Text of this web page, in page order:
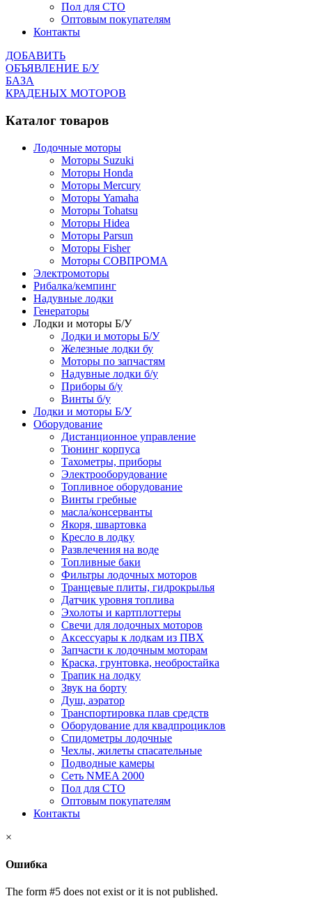
Пол для СТО
Оптовым покупателям
Контакты
ДОБАВИТЬ
ОБЪЯВЛЕНИЕ Б/У
БАЗА
КРАДЕНЫХ МОТОРОВ
Каталог товаров
Лодочные моторы
Моторы Suzuki
Моторы Honda
Моторы Mercury
Моторы Yamaha
Моторы Tohatsu
Моторы Hidea
Моторы Parsun
Моторы Fisher
Моторы СОВПРОМА
Электромоторы
Рибалка/кемпинг
Надувные лодки
Генераторы
Лодки и моторы Б/У
Лодки и моторы Б/У
Железные лодки бу
Моторы по запчастям
Надувные лодки б/у
Приборы б/у
Винты б/у
Лодки и моторы Б/У
Оборудование
Дистанционное управление
Тюнинг корпуса
Тахометры, приборы
Электрооборудование
Топливное оборудование
Винты гребные
масла/консерванты
Якоря, швартовка
Кресло в лодку
Развлечения на воде
Топливные баки
Фильтры лодочных моторов
Транцевые плиты, гидрокрылья
Датчик уровня топлива
Эхолоты и картплоттеры
Cвечи для лодочных моторов
Аксессуары к лодкам из ПВХ
Запчасти к лодочным моторам
Краска, грунтовка, необростайка
Трапик на лодку
Звук на борту
Душ, аэратор
Транспортировка плав средств
Оборудование для квадпроциклов
Спидометры лодочные
Чехлы, жилеты спасательные
Подводные камеры
Сеть NMEA 2000
Пол для СТО
Оптовым покупателям
Контакты
×
Ошибка
The form #5 does not exist or it is not published.